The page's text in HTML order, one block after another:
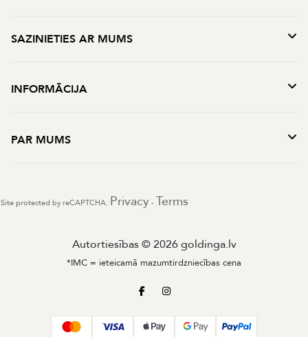
SAZINIETIES AR MUMS
INFORMĀCIJA
PAR MUMS
Site protected by reCAPTCHA. Privacy - Terms
Autortiesības © 2026 goldinga.lv
*IMC = ieteicamā mazumtirdzniecības cena